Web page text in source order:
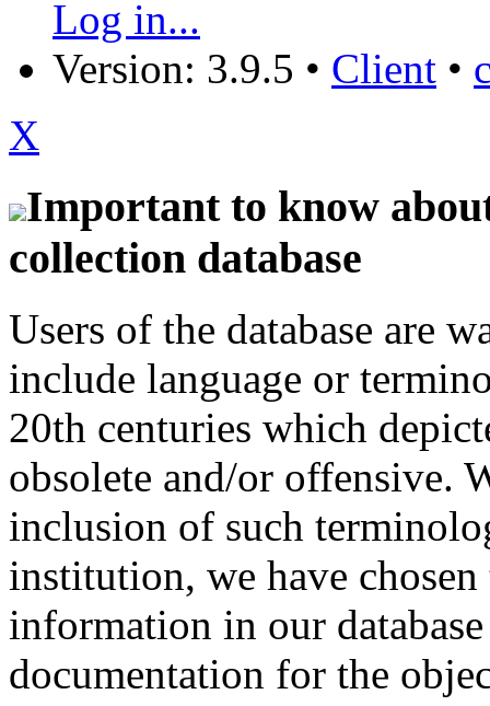
Log in...
Version: 3.9.5 • Client •
X
Important to know
collection database
Users of the database are
include language or
20th centuries which
obsolete and/or offensive.
inclusion of such
institution, we have
information in our
documentation for the